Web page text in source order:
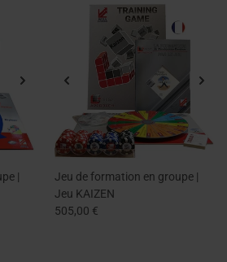
|
Jeu de formation en groupe |
Jeu KAIZEN
505,00 €